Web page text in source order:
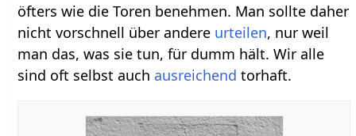
öfters wie die Toren benehmen. Man sollte daher
nicht vorschnell über andere urteilen, nur weil
man das, was sie tun, für dumm hält. Wir alle
sind oft selbst auch ausreichend torhaft.